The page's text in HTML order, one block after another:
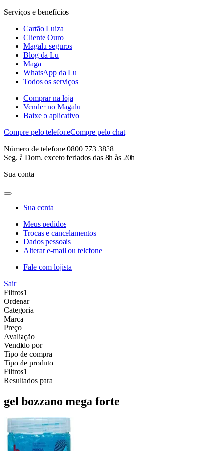
Serviços e benefícios
Cartão Luiza
Cliente Ouro
Magalu seguros
Blog da Lu
Maga +
WhatsApp da Lu
Todos os serviços
Comprar na loja
Vender no Magalu
Baixe o aplicativo
Compre pelo telefoneCompre pelo chat
Número de telefone 0800 773 3838
Seg. à Dom. exceto feriados das 8h às 20h
Sua conta
Sua conta
Meus pedidos
Trocas e cancelamentos
Dados pessoais
Alterar e-mail ou telefone
Fale com lojista
Sair
Filtros1
Ordenar
Categoria
Marca
Preço
Avaliação
Vendido por
Tipo de compra
Tipo de produto
Filtros1
Resultados para
gel bozzano mega forte